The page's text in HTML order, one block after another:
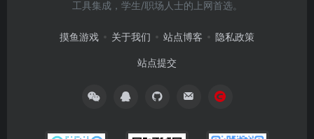
工具集成，学生/职场人士的上网首选。
摸鱼游戏 关于我们 站点博客 隐私政策
站点提交